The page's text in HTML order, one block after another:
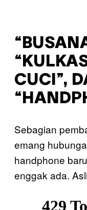
CUCI”,
Sebagian
emang
handphone
enggak ada.